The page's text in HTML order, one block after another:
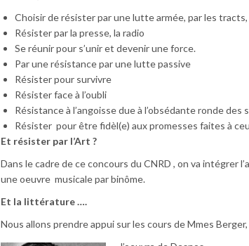
Choisir de résister par une lutte armée, par les
Résister par la presse, la radio
Se réunir pour s’unir et devenir une force.
Par une résistance par une lutte passive
Résister pour survivre
Résister face à l’oubli
Résistance à l’angoisse due à l’obsédante ronde
Résister pour être fidèl(e) aux promesses faites à
Et résister par l’Art ?
Dans le cadre de ce concours du CNRD , on va intégrer
une oeuvre musicale par binôme.
Et la littérature ….
Nous allons prendre appui sur les cours de Mmes